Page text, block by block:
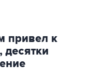
привел к
десятки